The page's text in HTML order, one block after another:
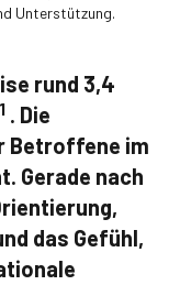
Unterstützung.
rund 3,4
1 . Die
Betroffene im
Gerade nach
das Gefühl,